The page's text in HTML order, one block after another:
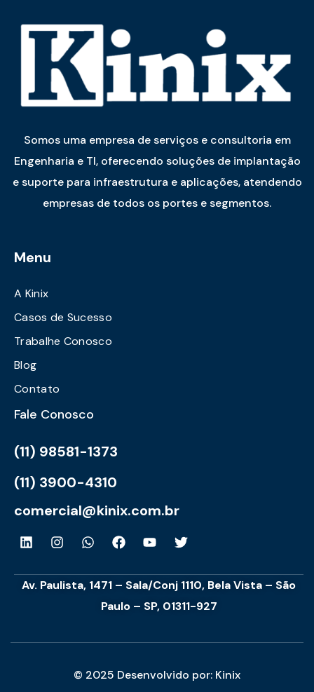
Somos uma empresa de serviços e consultoria em
Engenharia e TI, oferecendo soluções de implantação
e suporte para infraestrutura e aplicações, atendendo
empresas de todos os portes e segmentos.
Menu
A Kinix
Casos de Sucesso
Trabalhe Conosco
Blog
Contato
Fale Conosco
(11) 98581-1373
(11) 3900-4310
comercial@kinix.com.br
Av. Paulista, 1471 – Sala/Conj 1110, Bela Vista – São
Paulo – SP, 01311-927
© 2025 Desenvolvido por: Kinix